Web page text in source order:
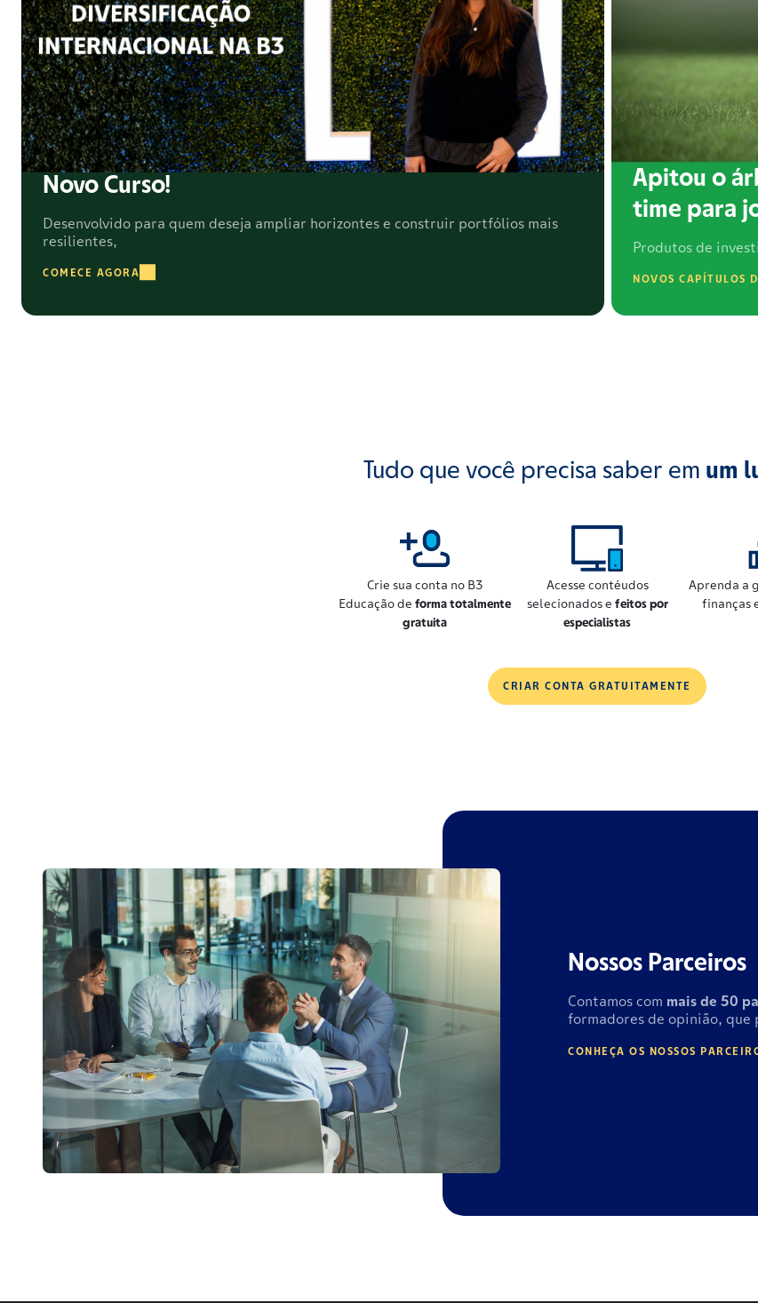
Novo Curso!
Desenvolvido para quem deseja ampliar horizontes e construir portfólios mais
resilientes,
COMECE AGORA
Apitou o
time para
Produtos de
NOVOS CAPÍTULOS
Tudo que você precisa saber em um
Crie sua conta no B3
Educação de forma totalmente
gratuita
Acesse contéudos
selecionados e feitos por
especialistas
Aprenda a
finanças
CRIAR CONTA GRATUITAMENTE
Nossos Parceiros
Contamos com mais de 50
formadores de opinião, que
CONHEÇA OS NOSSOS